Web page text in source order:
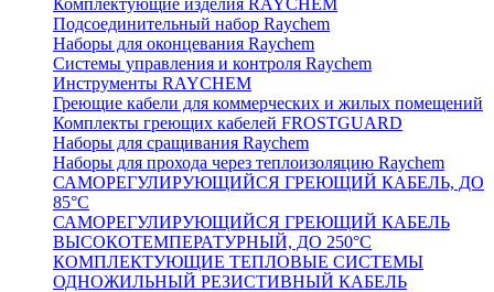
Комплектующие изделия RAYCHEM
Подсоединительный набор Raychem
Наборы для оконцевания Raychem
Системы управления и контроля Raychem
Инструменты RAYCHEM
Греющие кабели для коммерческих и жилых помещений
Комплекты греющих кабелей FROSTGUARD
Наборы для сращивания Raychem
Наборы для прохода через теплоизоляцию Raychem
САМОРЕГУЛИРУЮЩИЙСЯ ГРЕЮЩИЙ КАБЕЛЬ, ДО
85°С
САМОРЕГУЛИРУЮЩИЙСЯ ГРЕЮЩИЙ КАБЕЛЬ
ВЫСОКОТЕМПЕРАТУРНЫЙ, ДО 250°С
КОМПЛЕКТУЮЩИЕ ТЕПЛОВЫЕ СИСТЕМЫ
ОДНОЖИЛЬНЫЙ РЕЗИСТИВНЫЙ КАБЕЛЬ